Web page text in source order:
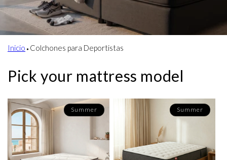
Inicio⬩Colchones para Deportistas
Pick your mattress model
Summer Summer